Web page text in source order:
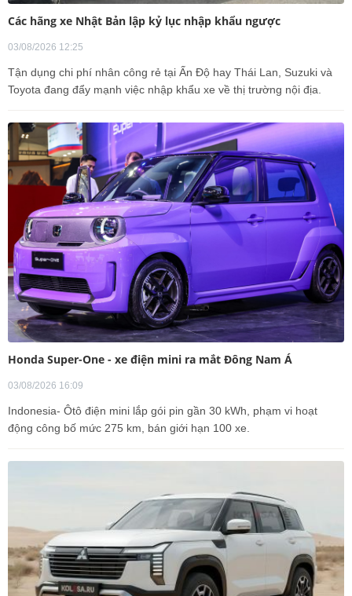
Các hãng xe Nhật Bản lập kỷ lục nhập khẩu ngược
03/08/2026 12:25
Tận dụng chi phí nhân công rẻ tại Ấn Độ hay Thái Lan, Suzuki và
Toyota đang đẩy mạnh việc nhập khẩu xe về thị trường nội địa.
Honda Super-One - xe điện mini ra mắt Đông Nam Á
03/08/2026 16:09
Indonesia- Ôtô điện mini lắp gói pin gần 30 kWh, phạm vi hoạt
động công bố mức 275 km, bán giới hạn 100 xe.